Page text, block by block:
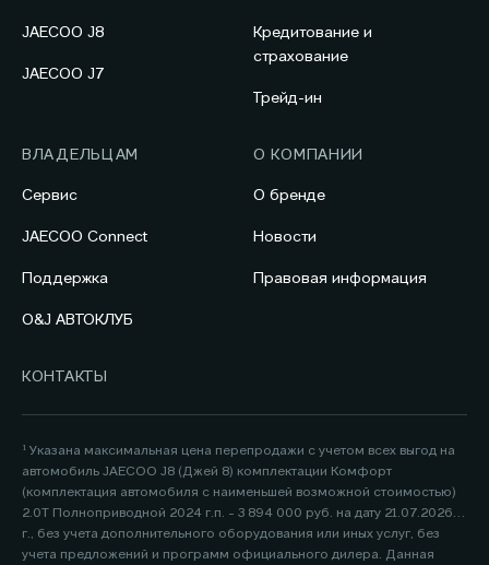
JAECOO J8
JAECOO J7
Кредитование и
страхование
Трейд-ин
ВЛАДЕЛЬЦАМ
Сервис
JAECOO Connect
Поддержка
O&J АВТОКЛУБ
О КОМПАНИИ
О бренде
Новости
Правовая информация
КОНТАКТЫ
¹ Указана максимальная цена перепродажи с учетом всех выгод на
автомобиль JAECOO J8 (Джей 8) комплектации Комфорт
(комплектация автомобиля с наименьшей возможной стоимостью)
2.0Т Полноприводной 2024 г.п. - 3 894 000 руб. на дату 21.07.2026
г., без учета дополнительного оборудования или иных услуг, без
учета предложений и программ официального дилера. Данная